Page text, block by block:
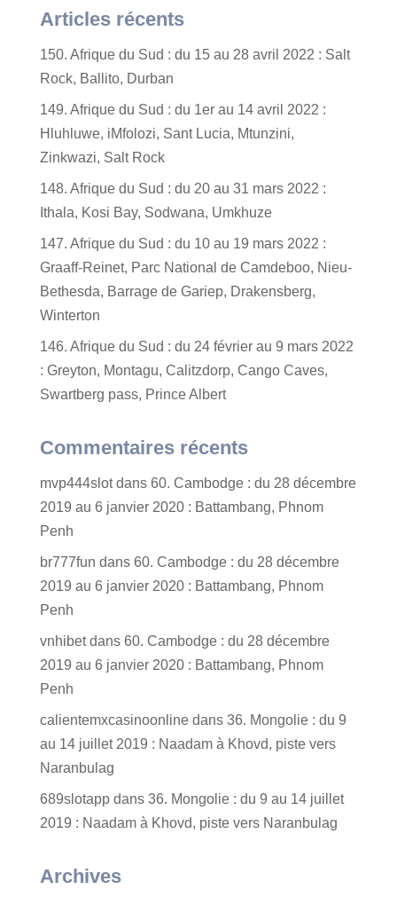
Articles récents
150. Afrique du Sud : du 15 au 28 avril 2022 : Salt
Rock, Ballito, Durban
149. Afrique du Sud : du 1er au 14 avril 2022 :
Hluhluwe, iMfolozi, Sant Lucia, Mtunzini,
Zinkwazi, Salt Rock
148. Afrique du Sud : du 20 au 31 mars 2022 :
Ithala, Kosi Bay, Sodwana, Umkhuze
147. Afrique du Sud : du 10 au 19 mars 2022 :
Graaff-Reinet, Parc National de Camdeboo, Nieu-
Bethesda, Barrage de Gariep, Drakensberg,
Winterton
146. Afrique du Sud : du 24 février au 9 mars 2022
: Greyton, Montagu, Calitzdorp, Cango Caves,
Swartberg pass, Prince Albert
Commentaires récents
mvp444slotdans 60. Cambodge : du 28 décembre
2019 au 6 janvier 2020 : Battambang, Phnom
Penh
br777fun dans 60. Cambodge : du 28 décembre
2019 au 6 janvier 2020 : Battambang, Phnom
Penh
vnhibetdans 60. Cambodge : du 28 décembre
2019 au 6 janvier 2020 : Battambang, Phnom
Penh
calientemxcasinoonlinedans 36. Mongolie : du 9
au 14 juillet 2019 : Naadam à Khovd, piste vers
Naranbulag
689slotappdans 36. Mongolie : du 9 au 14 juillet
2019 : Naadam à Khovd, piste vers Naranbulag
Archives